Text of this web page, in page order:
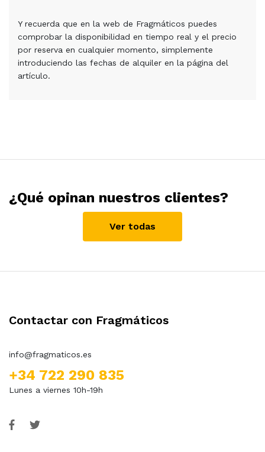
Y recuerda que en la web de Fragmáticos puedes
comprobar la disponibilidad en tiempo real y el precio
por reserva en cualquier momento, simplemente
introduciendo las fechas de alquiler en la página del
artículo.
¿Qué opinan nuestros clientes?
Ver todas
Contactar con Fragmáticos
info@fragmaticos.es
+34 722 290 835
Lunes a viernes 10h-19h